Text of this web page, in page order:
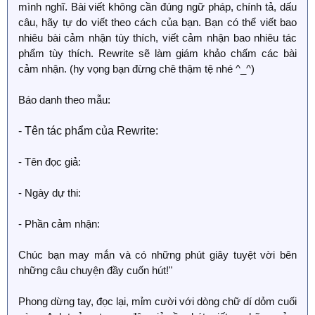
mình nghĩ. Bài viết không cần đúng ngữ pháp, chính tả, dấu
câu, hãy tự do viết theo cách của bạn. Bạn có thể viết bao
nhiêu bài cảm nhận tùy thích, viết cảm nhận bao nhiêu tác
phẩm tùy thích. Rewrite sẽ làm giám khảo chấm các bài
cảm nhận. (hy vọng bạn đừng chê thậm tệ nhé ^_^)
Báo danh theo mẫu:
- Tên tác phẩm của Rewrite:
- Tên đọc giả:
- Ngày dự thi:
- Phần cảm nhận:
Chúc bạn may mắn và có những phút giây tuyệt vời bên
những câu chuyện đầy cuốn hút!"
Phong dừng tay, đọc lại, mỉm cười với dòng chữ dí dỏm cuối